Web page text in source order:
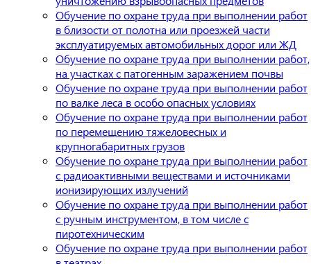
Обучение по охране труда при выполнении работ
в близости от полотна или проезжей части
эксплуатируемых автомобильных дорог или ЖД
Обучение по охране труда при выполнении работ,
на участках с патогенным заражением почвы
Обучение по охране труда при выполнении работ
по валке леса в особо опасных условиях
Обучение по охране труда при выполнении работ
по перемещению тяжеловесных и
крупногабаритных грузов
Обучение по охране труда при выполнении работ
с радиоактивными веществами и источниками
ионизирующих излучений
Обучение по охране труда при выполнении работ
с ручным инструментом, в том числе с
пиротехническим
Обучение по охране труда при выполнении работ